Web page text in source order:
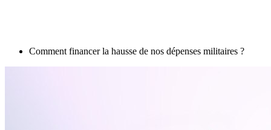
Comment financer la hausse de nos dépenses militaires ?